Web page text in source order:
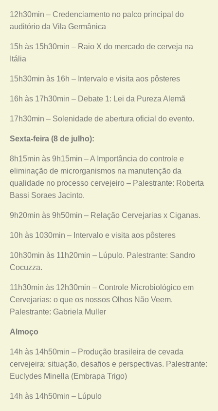
12h30min – Credenciamento no palco principal do
auditório da Vila Germânica
15h às 15h30min – Raio X do mercado de cerveja na
Itália
15h30min às 16h – Intervalo e visita aos pôsteres
16h às 17h30min – Debate 1: Lei da Pureza Alemã
17h30min – Solenidade de abertura oficial do evento.
Sexta-feira (8 de julho):
8h15min às 9h15min – A Importância do controle e
eliminação de microrganismos na manutenção da
qualidade no processo cervejeiro – Palestrante: Roberta
Bassi Soraes Jacinto.
9h20min às 9h50min – Relação Cervejarias x Ciganas.
10h às 1030min – Intervalo e visita aos pôsteres
10h30min às 11h20min – Lúpulo. Palestrante: Sandro
Cocuzza.
11h30min às 12h30min – Controle Microbiológico em
Cervejarias: o que os nossos Olhos Não Veem.
Palestrante: Gabriela Muller
Almoço
14h às 14h50min – Produção brasileira de cevada
cervejeira: situação, desafios e perspectivas. Palestrante:
Euclydes Minella (Embrapa Trigo)
14h às 14h50min – Lúpulo